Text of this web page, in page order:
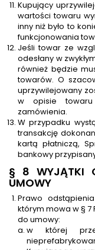
Kupujący
wartości towaru
inny niż było to
funkcjonowania
Jeśli towar ze
odesłany w
również będzie
towarów. O
uprzywilejowany
w opisie
zamówienia.
W przypadku
transakcję
kartą płatniczą,
bankowy
§ 8 WYJĄTKI
UMOWY
Prawo
którym mowa w § 7
do umowy:
w której